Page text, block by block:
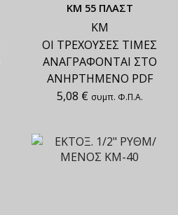
ΚΜ 55 ΠΛΑΣΤ
ΚΜ
ΟΙ ΤΡΕΧΟΥΣΕΣ ΤΙΜΕΣ
ΑΝΑΓΡΑΦΟΝΤΑΙ ΣΤΟ
ΑΝΗΡΤΗΜΕΝΟ PDF
5,08 € συμπ. Φ.Π.Α.